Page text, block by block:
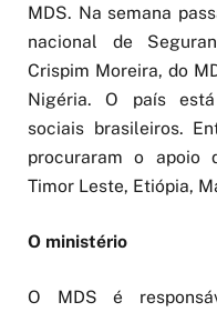
MDS. Na semana
nacional de
Crispim Moreira, do
Nigéria. O país
sociais brasileiros.
procuraram o apoio
Timor Leste, Etiópia,
O ministério
O MDS é